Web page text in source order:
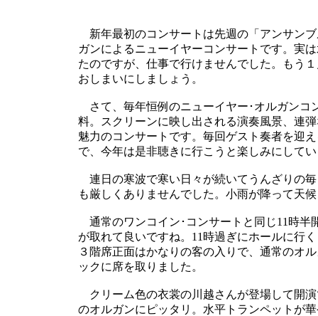
新年最初のコンサートは先週の「アンサン
ガンによるニューイヤーコンサートです。実
たのですが、仕事で行けませんでした。もう
おしまいにしましょう。
さて、毎年恒例のニューイヤー･オルガンコ
料。スクリーンに映し出される演奏風景、連
魅力のコンサートです。毎回ゲスト奏者を迎
で、今年は是非聴きに行こうと楽しみにして
連日の寒波で寒い日々が続いてうんざりの
も厳しくありませんでした。小雨が降って天
通常のワンコイン･コンサートと同じ11時半
が取れて良いですね。11時過ぎにホールに行
３階席正面はかなりの客の入りで、通常のオ
ックに席を取りました。
クリーム色の衣裳の川越さんが登場して開
のオルガンにピッタリ。水平トランペットが